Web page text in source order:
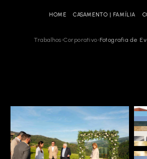
HOME CASAMENTO | FAMÍLIA
Trabalhos›Corporativo›Fotografia de